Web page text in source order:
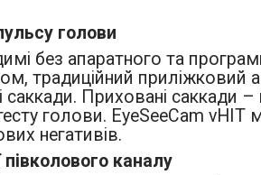
голови
без апаратного та
традиційний приліжковий
саккади. Приховані саккади
голови. EyeSeeCam
негативів.
півколового каналу